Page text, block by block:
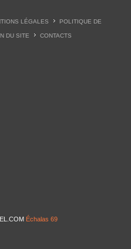
LÉGALES POLITIQUE DE
DU SITE CONTACTS
Échalas 69